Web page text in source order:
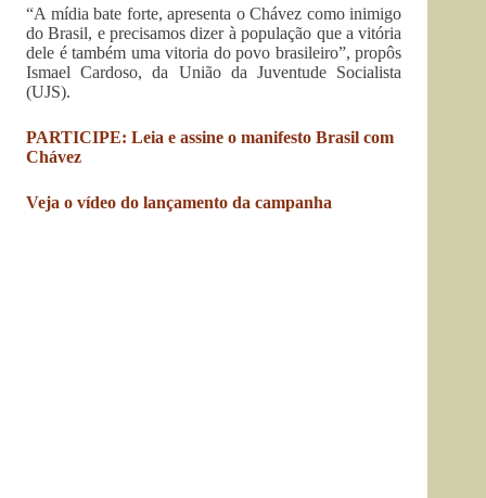
“A mídia bate forte, apresenta o Chávez como inimigo
do Brasil, e precisamos dizer à população que a vitória
dele é também uma vitoria do povo brasileiro”, propôs
Ismael Cardoso, da União da Juventude Socialista
(UJS).
PARTICIPE: Leia e assine o manifesto Brasil com
Chávez
Veja o vídeo do lançamento da campanha